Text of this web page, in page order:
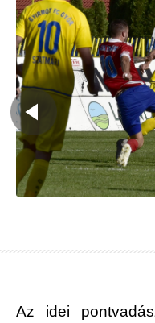
Az idei